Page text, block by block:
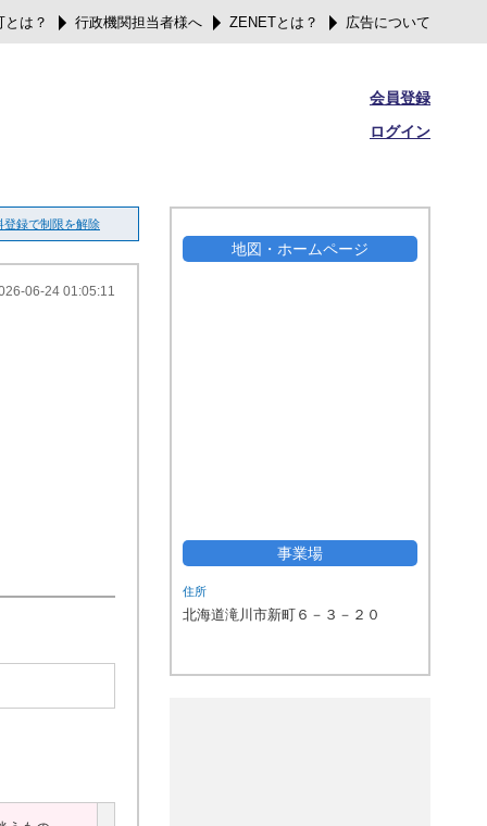
とは？ 行政機関担当者様へ ZENETとは？ 広告について
会員登録
ログイン
登録で制限を解除
06-24 01:05:11
地図・ホームページ
事業場
住所
北海道滝川市新町６－３－２０